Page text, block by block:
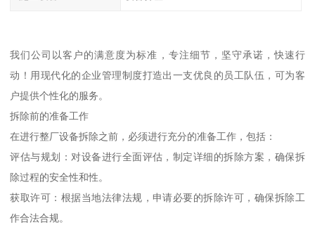
我们公司以客户的满意度为标准，专注细节，坚守承诺，快速行
动！用现代化的企业管理制度打造出一支优良的员工队伍，可为客
户提供个性化的服务。
拆除前的准备工作
在进行整厂设备拆除之前，必须进行充分的准备工作，包括：
评估与规划：对设备进行全面评估，制定详细的拆除方案，确保拆
除过程的安全性和性。
获取许可：根据当地法律法规，申请必要的拆除许可，确保拆除工
作合法合规。